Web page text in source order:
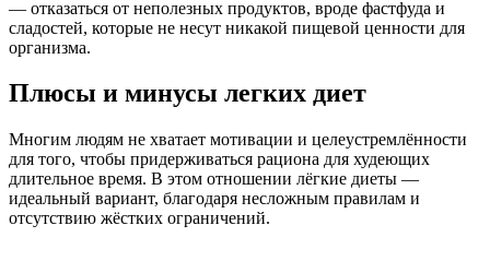
— отказаться от неполезных продуктов, вроде фастфуда и
сладостей, которые не несут никакой пищевой ценности для
организма.
Плюсы и минусы легких диет
Многим людям не хватает мотивации и целеустремлённости
для того, чтобы придерживаться рациона для худеющих
длительное время. В этом отношении лёгкие диеты —
идеальный вариант, благодаря несложным правилам и
отсутствию жёстких ограничений.